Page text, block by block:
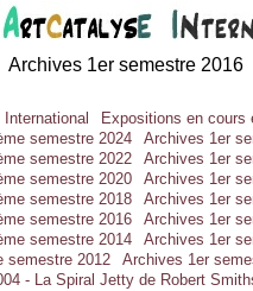
Archives 1er semestre 2016
Expositions en cours
semestre 2024
Archives 1er
semestre 2022
Archives 1er
semestre 2020
Archives 1er
semestre 2018
Archives 1er
semestre 2016
Archives 1er
semestre 2014
Archives 1er
semestre 2012
Archives 1er
- La Spiral Jetty de Robert